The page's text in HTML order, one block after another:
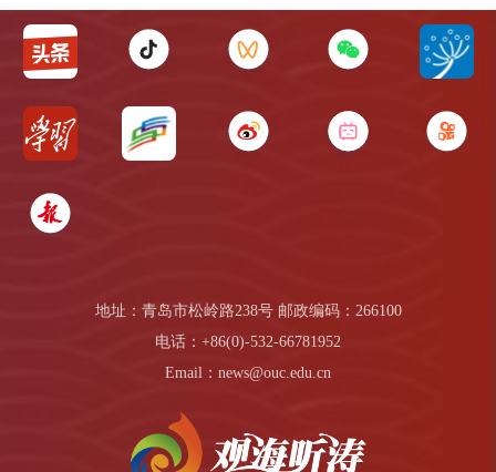
地址：青岛市松岭路238号 邮政编码：266100
电话：+86(0)-532-66781952
Email：news@ouc.edu.cn